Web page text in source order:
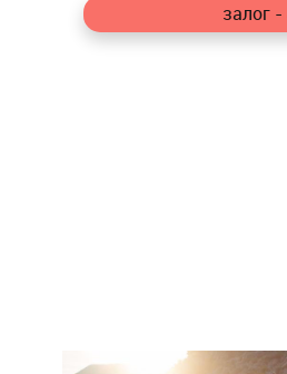
залог -